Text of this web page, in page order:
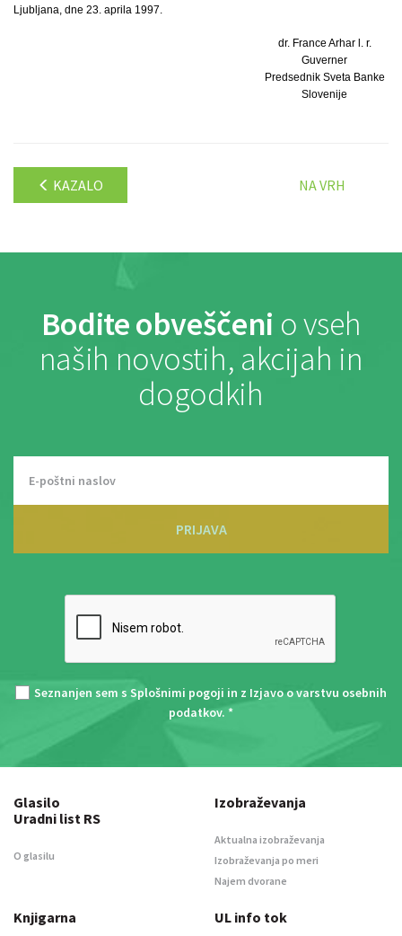
Ljubljana, dne 23. aprila 1997.
dr. France Arhar l. r.
Guverner
Predsednik Sveta Banke
Slovenije
KAZALO NA VRH
Bodite obveščeni o vseh
naših novostih, akcijah in
dogodkih
PRIJAVA
Seznanjen sem s Splošnimi pogoji in z Izjavo o varstvu osebnih
podatkov. *
Glasilo
Uradni list RS
O glasilu
Izobraževanja
Aktualna izobraževanja
Izobraževanja po meri
Najem dvorane
Knjigarna UL info tok